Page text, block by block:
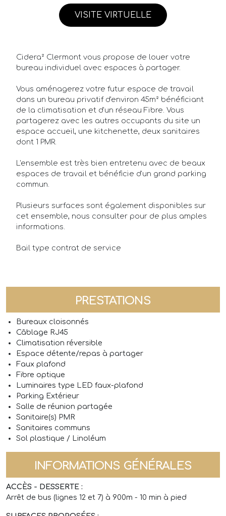
Annonces
Acheteurs/Locataires
Propriétaires/Bailleurs
Qui sommes-nous ?
VISITE VIRTUELLE
Cidera² Clermont vous propose de louer votre
bureau individuel avec espaces à partager.
Vous aménagerez votre futur espace de travail
dans un bureau privatif d'environ 45m² bénéficiant
de la climatisation et d'un réseau Fibre. Vous
partagerez avec les autres occupants du site un
espace accueil, une kitchenette, deux sanitaires
dont 1 PMR.
L'ensemble est très bien entretenu avec de beaux
espaces de travail et bénéficie d'un grand parking
commun.
Plusieurs surfaces sont également disponibles sur
cet ensemble, nous consulter pour de plus amples
informations.
Bail type contrat de service
PRESTATIONS
Bureaux cloisonnés
Câblage RJ45
Climatisation réversible
Espace détente/repas à partager
Faux plafond
Fibre optique
Luminaires type LED faux-plafond
Parking Extérieur
Salle de réunion partagée
Sanitaire(s) PMR
Sanitaires communs
Sol plastique / Linoléum
INFORMATIONS GÉNÉRALES
ACCÈS - DESSERTE :
Arrêt de bus (lignes 12 et 7) à 900m - 10 min à pied